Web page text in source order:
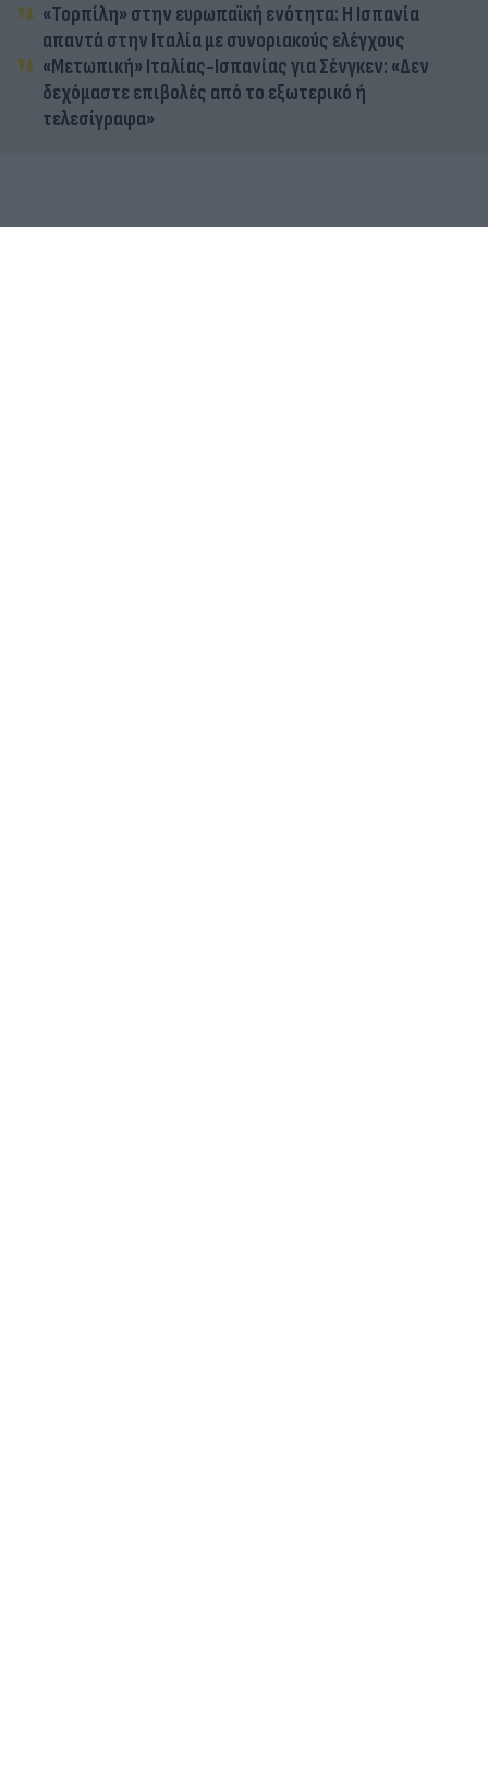
«Τορπίλη» στην ευρωπαϊκή ενότητα: Η Ισπανία
απαντά στην Ιταλία με συνοριακούς ελέγχους
«Μετωπική» Ιταλίας-Ισπανίας για Σένγκεν: «Δεν
δεχόμαστε επιβολές από το εξωτερικό ή
τελεσίγραφα»